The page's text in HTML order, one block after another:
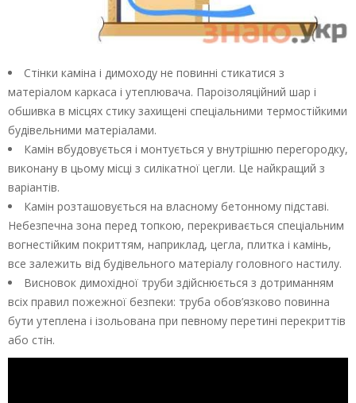
Стінки каміна і димоходу не повинні стикатися з
матеріалом каркаса і утеплювача. Пароізоляційний шар і
обшивка в місцях стику захищені спеціальними термостійкими
будівельними матеріалами.
Камін вбудовується і монтується у внутрішню перегородку,
виконану в цьому місці з силікатної цегли. Це найкращий з
варіантів.
Камін розташовується на власному бетонному підставі.
Небезпечна зона перед топкою, перекривається спеціальним
вогнестійким покриттям, наприклад, цегла, плитка і камінь,
все залежить від будівельного матеріалу головного настилу.
Висновок димохідної труби здійснюється з дотриманням
всіх правил пожежної безпеки: труба обов’язково повинна
бути утеплена і ізольована при певному перетині перекриттів
або стін.